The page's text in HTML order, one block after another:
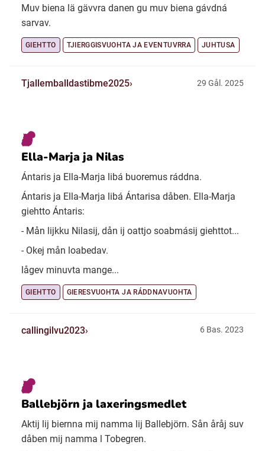
Muv biena lä gävvra danen gu muv biena gávdná
sarvav.
GIEHTTO TJIERGGISVUOHTA JA EVENTUVRRA JUHTUSA
Tjallemballdastibme2025 29 Gål. 2025
Ella-Marja ja Nilas
Ántaris ja Ella-Marja libá buoremus ráddna.
Ántaris ja Ella-Marja libá Ántarisa dåben. Ella-Marja
giehtto Ántaris:
- Mån lijkku Nilasij, dån ij oattjo soabmásij giehttot...
- Okej mån loabedav.
lågev minuvta mange...
GIEHTTO GIERESVUOHTA JA RÁDDNAVUOHTA
callingilvu2023 6 Bas. 2023
Ballebjörn ja laxeringsmedlet
Aktij lij biernna mij namma lij Ballebjörn. Sån åråj suv
dåben mij namma l Tobegren.